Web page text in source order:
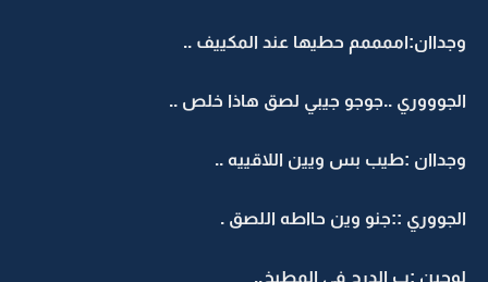
وجداان:اممممم حطيها عند المكييف ..
الجوووري ..جوجو جيبي لصق هاذا خلص ..
وجداان :طيب بس ويين اللاقييه ..
الجووري ::جنو وين حااطه اللصق .
لوجين :ب الدرج في المطبخ..